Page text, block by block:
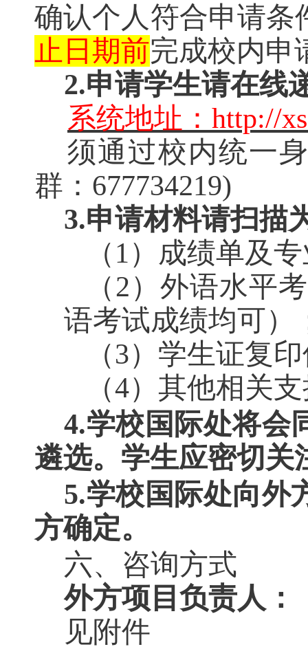
确认个人符合申请条
止日期前完成校内申
2.申请学生请在线
系统地址： http://
须通过校内统一
群：677734219)
3.申请材料请扫描
（1）成绩单及
（2）外语水平
语考试成绩均可）
（3）学生证复
（4）其他相关
4.学校国际处将会
遴选。学生应密切关
5.学校国际处向外
方确定。
六、咨询方式
外方项目负责人：
见附件